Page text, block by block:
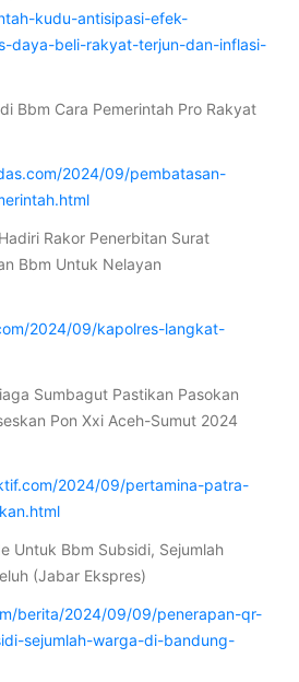
kudu-antisipasi-efek-
daya-beli-rakyat-terjun-dan-inflasi-
Bbm Cara Pemerintah Pro Rakyat
2024/09/pembatasan-
Rakor Penerbitan Surat
Bbm Untuk Nelayan
2024/09/kapolres-langkat-
Sumbagut Pastikan Pasokan
Pon Xxi Aceh-Sumut 2024
2024/09/pertamina-patra-
Untuk Bbm Subsidi, Sejumlah
(Jabar Ekspres)
berita/2024/09/09/penerapan-qr-
sejumlah-warga-di-bandung-